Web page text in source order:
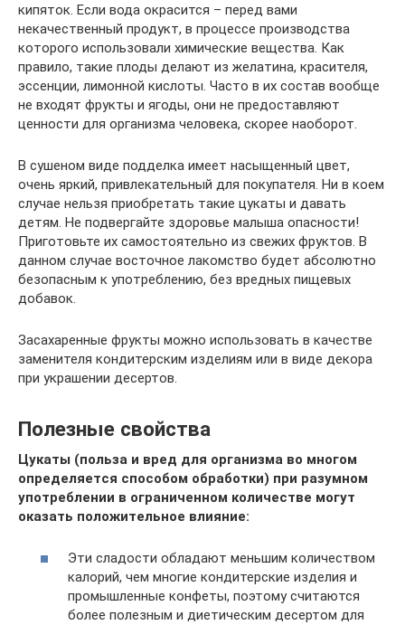
кипяток. Если вода окрасится – перед вами
некачественный продукт, в процессе производства
которого использовали химические вещества. Как
правило, такие плоды делают из желатина, красителя,
эссенции, лимонной кислоты. Часто в их состав вообще
не входят фрукты и ягоды, они не предоставляют
ценности для организма человека, скорее наоборот.
В сушеном виде подделка имеет насыщенный цвет,
очень яркий, привлекательный для покупателя. Ни в коем
случае нельзя приобретать такие цукаты и давать
детям. Не подвергайте здоровье малыша опасности!
Приготовьте их самостоятельно из свежих фруктов. В
данном случае восточное лакомство будет абсолютно
безопасным к употреблению, без вредных пищевых
добавок.
Засахаренные фрукты можно использовать в качестве
заменителя кондитерским изделиям или в виде декора
при украшении десертов.
Полезные свойства
Цукаты (польза и вред для организма во многом
определяется способом обработки) при разумном
употреблении в ограниченном количестве могут
оказать положительное влияние:
Эти сладости обладают меньшим количеством
калорий, чем многие кондитерские изделия и
промышленные конфеты, поэтому считаются
более полезным и диетическим десертом для